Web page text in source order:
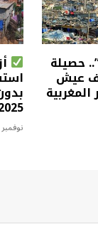
حصيلة
عيش
نوفمبر 5, 2025